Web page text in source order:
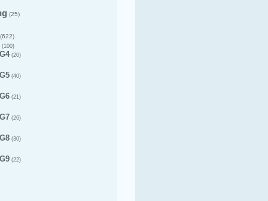
(25)
(622)
(100)
(20)
(40)
(21)
(26)
(30)
(22)